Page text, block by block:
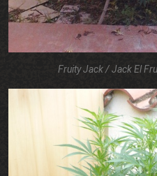
Fruity Jack / Jack El